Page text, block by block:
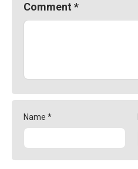
Comment *
Name *